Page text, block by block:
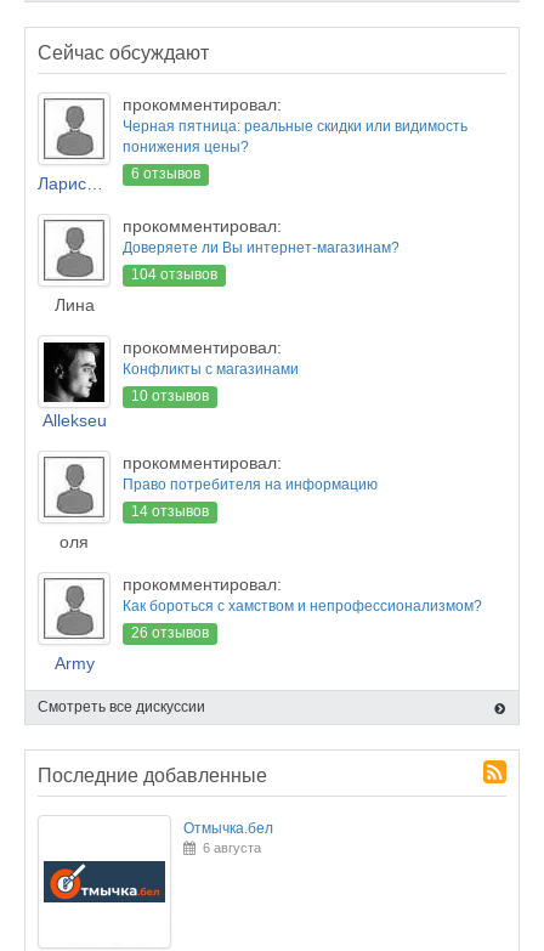
Сейчас обсуждают
прокомментировал:
Черная пятница: реальные скидки или видимость
понижения цены?
6 отзывов
Лина
прокомментировал:
Доверяете ли Вы интернет-магазинам?
104 отзывов
Allekseu
прокомментировал:
Конфликты с магазинами
10 отзывов
оля
прокомментировал:
Право потребителя на информацию
14 отзывов
Army
прокомментировал:
Как бороться с хамством и непрофессионализмом?
26 отзывов
Смотреть все дискуссии
Последние добавленные
Отмычка.бел
6 августа